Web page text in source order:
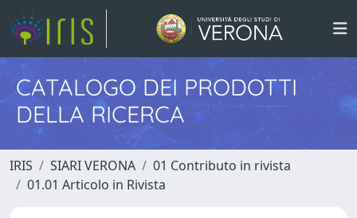
CATALOGO DEI PRODOTTI
DELLA RICERCA
IRIS SIARI VERONA
01 Contributo in rivista
01.01 Articolo in Rivista